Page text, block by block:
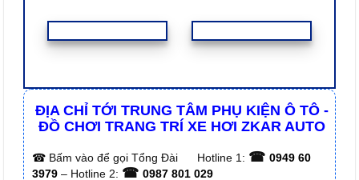
ĐỊA CHỈ TỚI TRUNG TÂM PHỤ KIỆN Ô TÔ -
ĐỒ CHƠI TRANG TRÍ XE HƠI ZKAR AUTO
☎ Bấm vào để gọi Tổng Đài Hotline 1: ☎ 0949 60
3979 – Hotline 2: ☎ 0987 801 029